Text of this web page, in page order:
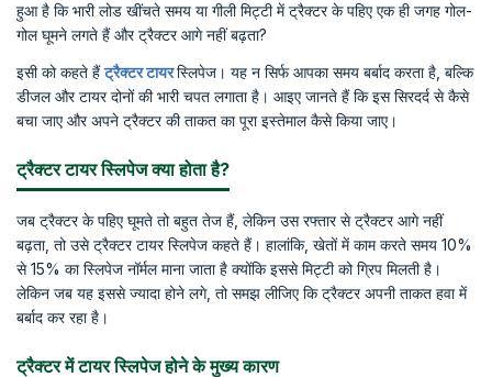
हुआ है कि भारी लोड खींचते समय या गीली मिट्टी में ट्रैक्टर के पहिए एक ही जगह गोल-
गोल घूमने लगते हैं और ट्रैक्टर आगे नहीं बढ़ता?
इसी को कहते हैंट्रैक्टर टायरस्लिपेज। यह न सिर्फ आपका समय बर्बाद करता है, बल्कि
डीजल और टायर दोनों की भारी चपत लगाता है। आइए जानते हैं कि इस सिरदर्द से कैसे
बचा जाए और अपने ट्रैक्टर की ताकत का पूरा इस्तेमाल कैसे किया जाए।
ट्रैक्टर टायर स्लिपेज क्या होता है?
जब ट्रैक्टर के पहिए घूमते तो बहुत तेज हैं, लेकिन उस रफ्तार से ट्रैक्टर आगे नहीं
बढ़ता, तो उसे ट्रैक्टर टायर स्लिपेज कहते हैं। हालांकि, खेतों में काम करते समय 10%
से 15% का स्लिपेज नॉर्मल माना जाता है क्योंकि इससे मिट्टी को ग्रिप मिलती है।
लेकिन जब यह इससे ज्यादा होने लगे, तो समझ लीजिए कि ट्रैक्टर अपनी ताकत हवा में
बर्बाद कर रहा है।
ट्रैक्टर में टायर स्लिपेज होने के मुख्य कारण